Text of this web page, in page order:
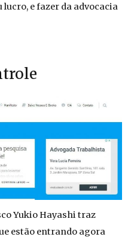
lucro, e fazer da advocacia
Yukio Hayashi traz
estão entrando agora